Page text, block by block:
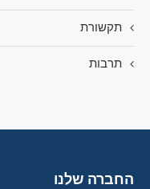
תקשורת
תרבות
החברה שלנו